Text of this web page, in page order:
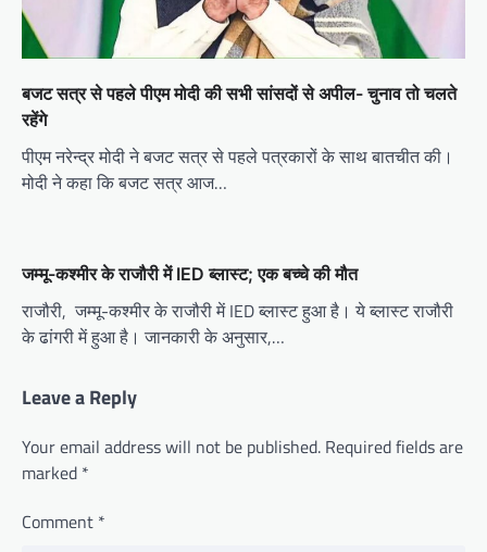
बजट सत्र से पहले पीएम मोदी की सभी सांसदों से अपील- चुनाव तो चलते
रहेंगे
पीएम नरेन्द्र मोदी ने बजट सत्र से पहले पत्रकारों के साथ बातचीत की।
मोदी ने कहा कि बजट सत्र आज…
जम्मू-कश्मीर के राजौरी में IED ब्लास्ट; एक बच्चे की मौत
राजौरी, जम्मू-कश्मीर के राजौरी में IED ब्लास्ट हुआ है। ये ब्लास्ट राजौरी
के ढांगरी में हुआ है। जानकारी के अनुसार,…
Leave a Reply
Your email address will not be published. Required fields are
marked *
Comment *